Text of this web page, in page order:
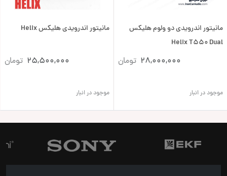
مانیتور اندرویدی دو ولوم هلیکس
Helix T550 Dual
28,000,000 تومان
موجود در انبار
مانیتور اندرویدی هلیکس Helix
25,500,000 تومان
موجود در انبار